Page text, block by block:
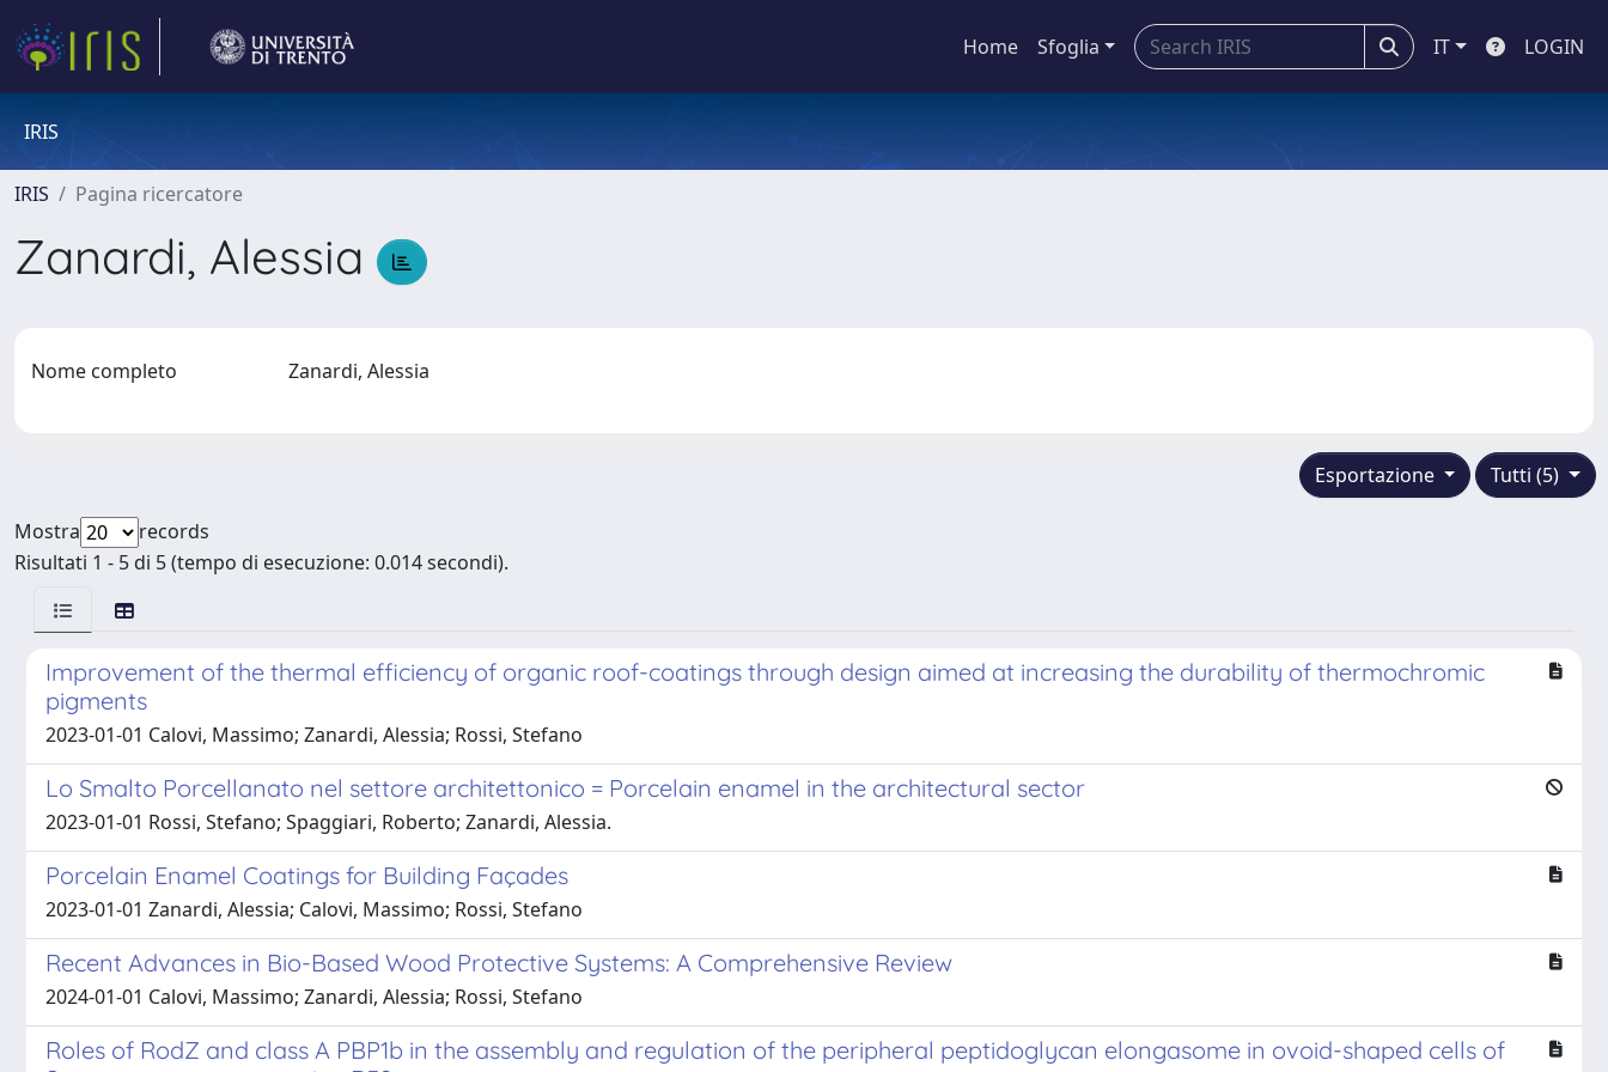
Home Sfoglia IT LOGIN
IRIS
IRIS Pagina ricercatore
Zanardi, Alessia
Nome completo Zanardi, Alessia
Tutti (5)
Esportazione
Mostra
records
Risultati 1 - 5 di 5 (tempo di esecuzione: 0.014 secondi).
Improvement of the thermal efficiency of organic roof-coatings through design aimed at increasing the durability of thermochromic
pigments
2023-01-01 Calovi, Massimo; Zanardi, Alessia; Rossi, Stefano
Lo Smalto Porcellanato nel settore architettonico = Porcelain enamel in the architectural sector
2023-01-01 Rossi, Stefano; Spaggiari, Roberto; Zanardi, Alessia.
Porcelain Enamel Coatings for Building Façades
2023-01-01 Zanardi, Alessia; Calovi, Massimo; Rossi, Stefano
Recent Advances in Bio-Based Wood Protective Systems: A Comprehensive Review
2024-01-01 Calovi, Massimo; Zanardi, Alessia; Rossi, Stefano
Roles of RodZ and class A PBP1b in the assembly and regulation of the peripheral peptidoglycan elongasome in ovoid-shaped cells of